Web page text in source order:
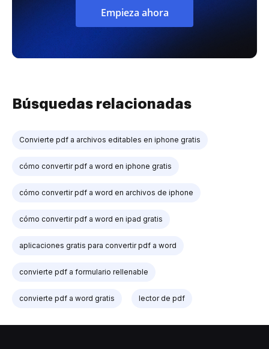
Empieza ahora
Búsquedas relacionadas
Convierte pdf a archivos editables en iphone gratis
cómo convertir pdf a word en iphone gratis
cómo convertir pdf a word en archivos de iphone
cómo convertir pdf a word en ipad gratis
aplicaciones gratis para convertir pdf a word
convierte pdf a formulario rellenable
convierte pdf a word gratis lector de pdf